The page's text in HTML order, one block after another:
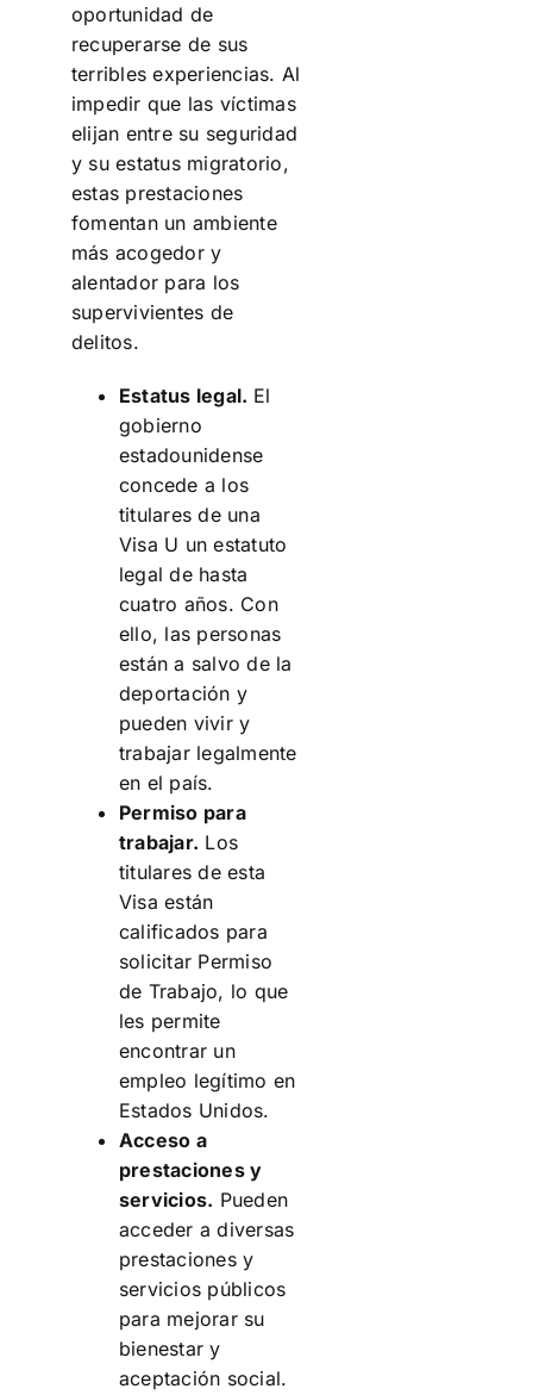
oportunidad de
recuperarse de sus
terribles experiencias. Al
impedir que las víctimas
elijan entre su seguridad
y su estatus migratorio,
estas prestaciones
fomentan un ambiente
más acogedor y
alentador para los
supervivientes de
delitos.
Estatus legal. El
gobierno
estadounidense
concede a los
titulares de una
Visa U un estatuto
legal de hasta
cuatro años. Con
ello, las personas
están a salvo de la
deportación y
pueden vivir y
trabajar legalmente
en el país.
Permiso para
trabajar. Los
titulares de esta
Visa están
calificados para
solicitar Permiso
de Trabajo, lo que
les permite
encontrar un
empleo legítimo en
Estados Unidos.
Acceso a
prestaciones y
servicios. Pueden
acceder a diversas
prestaciones y
servicios públicos
para mejorar su
bienestar y
aceptación social.